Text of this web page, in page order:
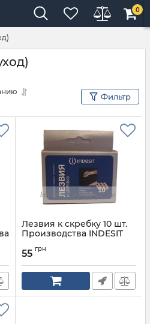
0
Фильтр
Лезвия к скребку 10 шт.
Производства INDESIT
Артикул:
55 грн